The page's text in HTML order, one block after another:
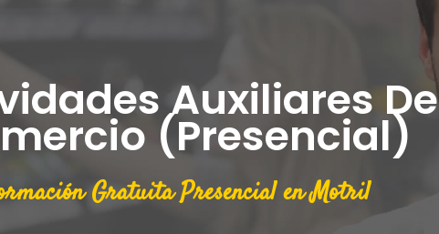
Auxiliares De
(Presencial)
Gratuita Presencial en Motril